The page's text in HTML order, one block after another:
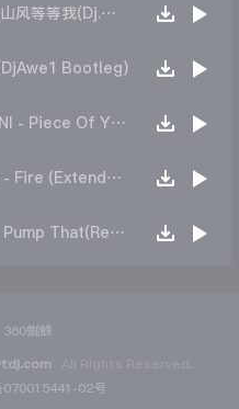
【沈风中文】万海东 - 山风山风等等我(Dj.阿洋 Extended Mix)
(DjAwe1 Bootleg)
【韩风弹跳】VEEEN YOONI - Piece Of Your Heart (Remix)
【韩风弹跳】Turbotronic - Fire (Extended Mix)
【韩风弹跳】TENDI WiV - Pump That(Remix)
360蜘蛛
070015441-02号